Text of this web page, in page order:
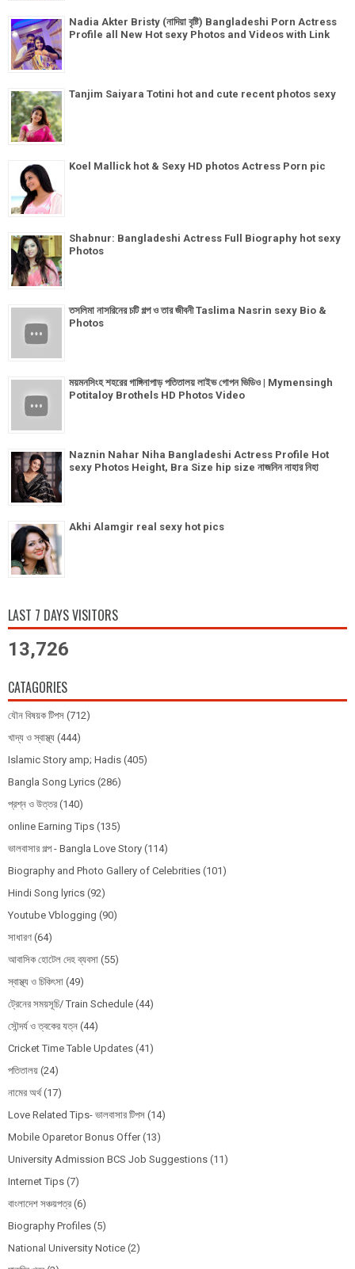
Nadia Akter Bristy (নাদিয়া বৃষ্টি) Bangladeshi Porn Actress
Profile all New Hot sexy Photos and Videos with Link
Tanjim Saiyara Totini hot and cute recent photos sexy
Koel Mallick hot & Sexy HD photos Actress Porn pic
Shabnur: Bangladeshi Actress Full Biography hot sexy
Photos
তসলিমা নাসরিনের চটি গল্প ও তার জীবনী Taslima Nasrin sexy Bio &
Photos
ময়মনসিংহ শহরের গাঙ্গিনাপাড় পতিতালয় লাইভ গোপন ভিডিও | Mymensingh
Potitaloy Brothels HD Photos Video
Naznin Nahar Niha Bangladeshi Actress Profile Hot
sexy Photos Height, Bra Size hip size নাজনিন নাহার নিহা
Akhi Alamgir real sexy hot pics
LAST 7 DAYS VISITORS
13,726
CATAGORIES
যৌন বিষয়ক টিপস (712)
খাদ্য ও স্বাস্থ্য (444)
Islamic Story amp; Hadis (405)
Bangla Song Lyrics (286)
প্রশ্ন ও উত্তর (140)
online Earning Tips (135)
ভালবাসার গল্প - Bangla Love Story (114)
Biography and Photo Gallery of Celebrities (101)
Hindi Song lyrics (92)
Youtube Vblogging (90)
সাধারণ (64)
আবাসিক হোটেল দেহ ব্যবসা (55)
স্বাস্থ্য ও চিকিৎসা (49)
ট্রেনের সময়সূচি/ Train Schedule (44)
সৌন্দর্য ও ত্বকের যত্ন (44)
Cricket Time Table Updates (41)
পতিতালয় (24)
নামের অর্থ (17)
Love Related Tips- ভালবাসার টিপস (14)
Mobile Oparetor Bonus Offer (13)
University Admission BCS Job Suggestions (11)
Internet Tips (7)
বাংলাদেশ সঞ্চয়পত্র (6)
Biography Profiles (5)
National University Notice (2)